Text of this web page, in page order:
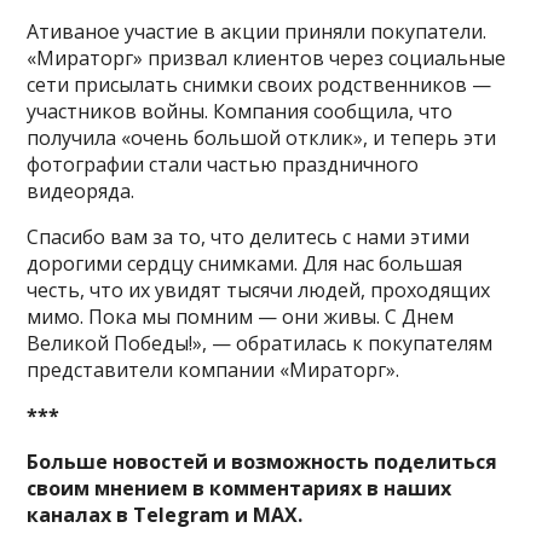
Ативаное участие в акции приняли покупатели.
«Мираторг» призвал клиентов через социальные
сети присылать снимки своих родственников —
участников войны. Компания сообщила, что
получила «очень большой отклик», и теперь эти
фотографии стали частью праздничного
видеоряда.
Спасибо вам за то, что делитесь с нами этими
дорогими сердцу снимками. Для нас большая
честь, что их увидят тысячи людей, проходящих
мимо. Пока мы помним — они живы. С Днем
Великой Победы!», — обратилась к покупателям
представители компании «Мираторг».
***
Больше новостей и возможность поделиться
своим мнением в комментариях в наших
каналах в Telegram и MAX.